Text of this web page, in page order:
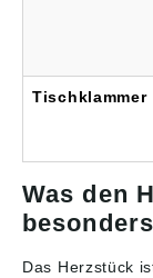
Tischklammer
Was den
Das Herzstück